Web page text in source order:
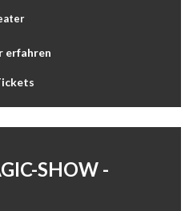
erfahren
SHOW -